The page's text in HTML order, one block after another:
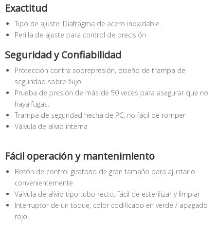
Exactitud
Tipo de ajuste: Diafragma de acero inoxidable.
Perilla de ajuste para control de precisión
Seguridad y Confiabilidad
Protección contra sobrepresión, diseño de trampa de
seguridad sobre flujo
Prueba de presión de más de 50 veces para asegurar que no
haya fugas.
Trampa de seguridad hecha de PC, no fácil de romper
Válvula de alivio interna
Fácil operación y mantenimiento
Botón de control giratorio de gran tamaño para ajustarlo
convenientemente
Válvula de alivio tipo tubo recto, fácil de esterilizar y limpiar
Interruptor de un toque, color codificado en verde / apagado
rojo.